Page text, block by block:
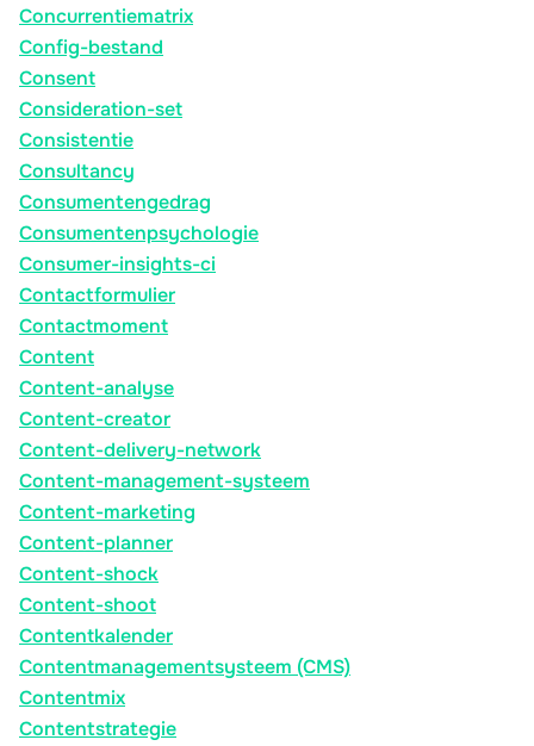
Concurrentiematrix
Config-bestand
Consent
Consideration-set
Consistentie
Consultancy
Consumentengedrag
Consumentenpsychologie
Consumer-insights-ci
Contactformulier
Contactmoment
Content
Content-analyse
Content-creator
Content-delivery-network
Content-management-systeem
Content-marketing
Content-planner
Content-shock
Content-shoot
Contentkalender
Contentmanagementsysteem (CMS)
Contentmix
Contentstrategie